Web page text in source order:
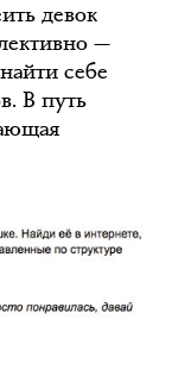
девок
—
себе
В путь